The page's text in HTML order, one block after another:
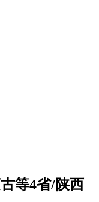
等4省/陕西